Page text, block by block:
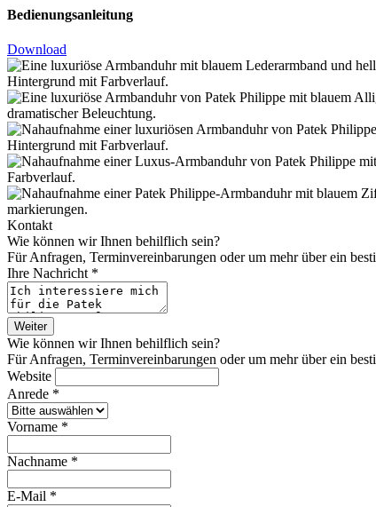
Bedienungsanleitung
Download
Kontakt
Wie können wir Ihnen behilflich sein?
Für Anfragen, Terminvereinbarungen oder um mehr über ein
Ihre Nachricht *
Weiter
Wie können wir Ihnen behilflich sein?
Für Anfragen, Terminvereinbarungen oder um mehr über ein
Website
Anrede *
Vorname *
Nachname *
E-Mail *